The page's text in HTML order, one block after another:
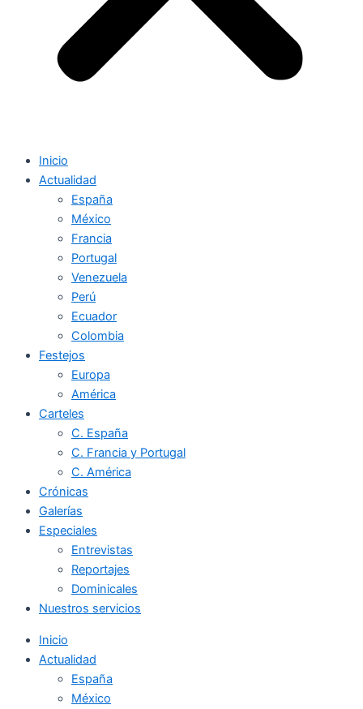
Inicio
Actualidad
España
México
Francia
Portugal
Venezuela
Perú
Ecuador
Colombia
Festejos
Europa
América
Carteles
C. España
C. Francia y Portugal
C. América
Crónicas
Galerías
Especiales
Entrevistas
Reportajes
Dominicales
Nuestros servicios
Inicio
Actualidad
España
México